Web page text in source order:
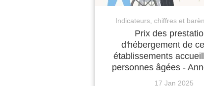
Indicateurs, chiffres et
Prix des
d'hébergement de
établissements
personnes âgées -
17 Jan 2025